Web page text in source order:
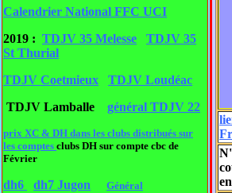
Calendrier National FFC UCI
2019 : TDJV 35 Melesse
TDJV 35
St Thurial
TDJV Coetmieux
TDJV Loudéac
TDJV Lamballe général TDJV 22
prix XC & DH dans les clubs distribués sur
les comptes clubs DH sur compte cbc de
Février
dh6 dh7 Jugon Général